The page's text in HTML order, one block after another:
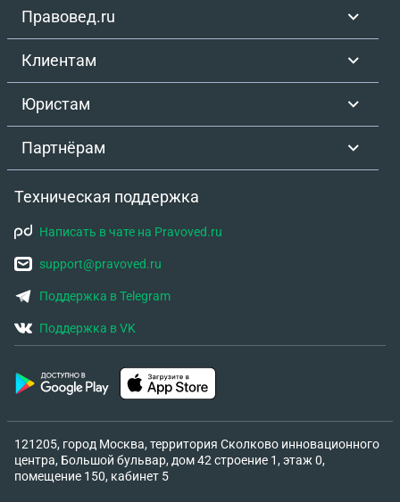
Правовед.ru
Клиентам
Юристам
Партнёрам
Техническая поддержка
Написать в чате на Pravoved.ru
support@pravoved.ru
Поддержка в Telegram
Поддержка в VK
121205, город Москва, территория Сколково инновационного
центра, Большой бульвар, дом 42 строение 1, этаж 0,
помещение 150, кабинет 5